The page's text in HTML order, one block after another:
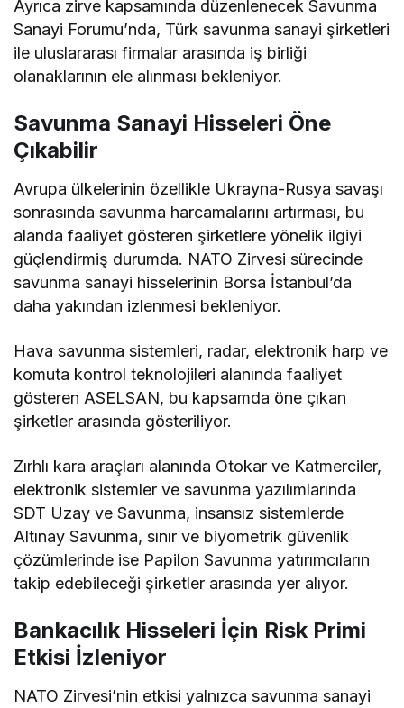
Ayrıca zirve kapsamında düzenlenecek Savunma
Sanayi Forumu’nda, Türk savunma sanayi şirketleri
ile uluslararası firmalar arasında iş birliği
olanaklarının ele alınması bekleniyor.
Savunma Sanayi Hisseleri Öne
Çıkabilir
Avrupa ülkelerinin özellikle Ukrayna-Rusya savaşı
sonrasında savunma harcamalarını artırması, bu
alanda faaliyet gösteren şirketlere yönelik ilgiyi
güçlendirmiş durumda. NATO Zirvesi sürecinde
savunma sanayi hisselerinin Borsa İstanbul’da
daha yakından izlenmesi bekleniyor.
Hava savunma sistemleri, radar, elektronik harp ve
komuta kontrol teknolojileri alanında faaliyet
gösteren ASELSAN, bu kapsamda öne çıkan
şirketler arasında gösteriliyor.
Zırhlı kara araçları alanında Otokar ve Katmerciler,
elektronik sistemler ve savunma yazılımlarında
SDT Uzay ve Savunma, insansız sistemlerde
Altınay Savunma, sınır ve biyometrik güvenlik
çözümlerinde ise Papilon Savunma yatırımcıların
takip edebileceği şirketler arasında yer alıyor.
Bankacılık Hisseleri İçin Risk Primi
Etkisi İzleniyor
NATO Zirvesi’nin etkisi yalnızca savunma sanayi